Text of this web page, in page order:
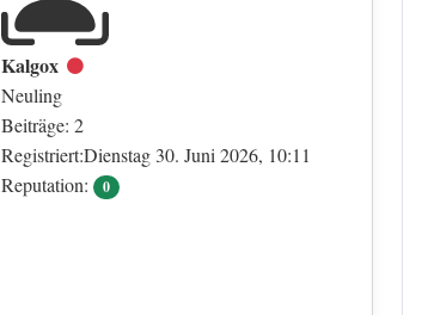
Kalgox Offline
Neuling
Beiträge: 2
Registriert:Dienstag 30. Juni 2026, 10:11
Reputation:
0